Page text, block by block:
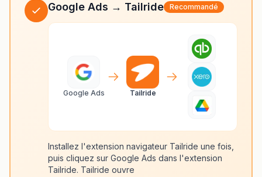
Google Ads → Tailride Recommandé
Google Ads Tailride
Installez l'extension navigateur Tailride une fois,
puis cliquez sur Google Ads dans l'extension
Tailride. Tailride ouvre